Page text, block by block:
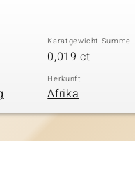
Karatgewicht Summe
0,019 ct
Herkunft
Afrika